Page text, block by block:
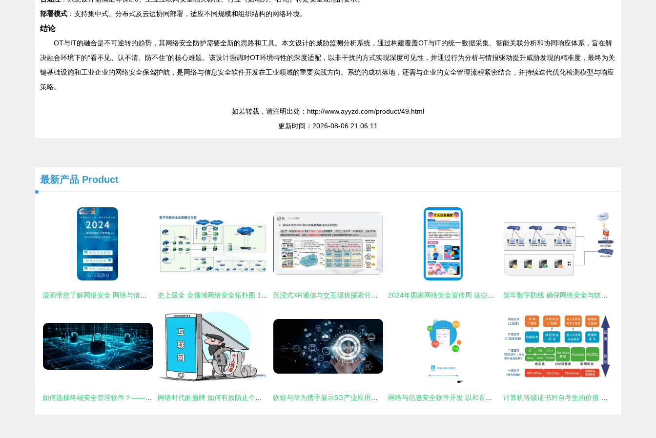
部署模式 ：支持集中式、分布式及云边协同部署，适应不同规模和组织结构的网络环境。
结论
OT与IT的融合是不可逆转的趋势，其网络安全防护需要全新的思路和工具。本文设计的威胁监测分析系统，通过构建覆盖OT与IT的统一数据采集、智能关联分析和协同响应体系，旨在解
决融合环境下的“看不见、认不清、防不住”的核心难题。该设计强调对OT环境特性的深度适配，以非干扰的方式实现深度可见性，并通过行为分析与情报驱动提升威胁发现的精准度，最终为关
键基础设施和工业企业的网络安全保驾护航，是网络与信息安全软件开发在工业领域的重要实践方向。系统的成功落地，还需与企业的安全管理流程紧密结合，并持续迭代优化检测模型与响应
策略。
如若转载，请注明出处：http://www.ayyzd.com/product/49.html
更新时间：2026-08-06 21:06:11
最新产品 Product